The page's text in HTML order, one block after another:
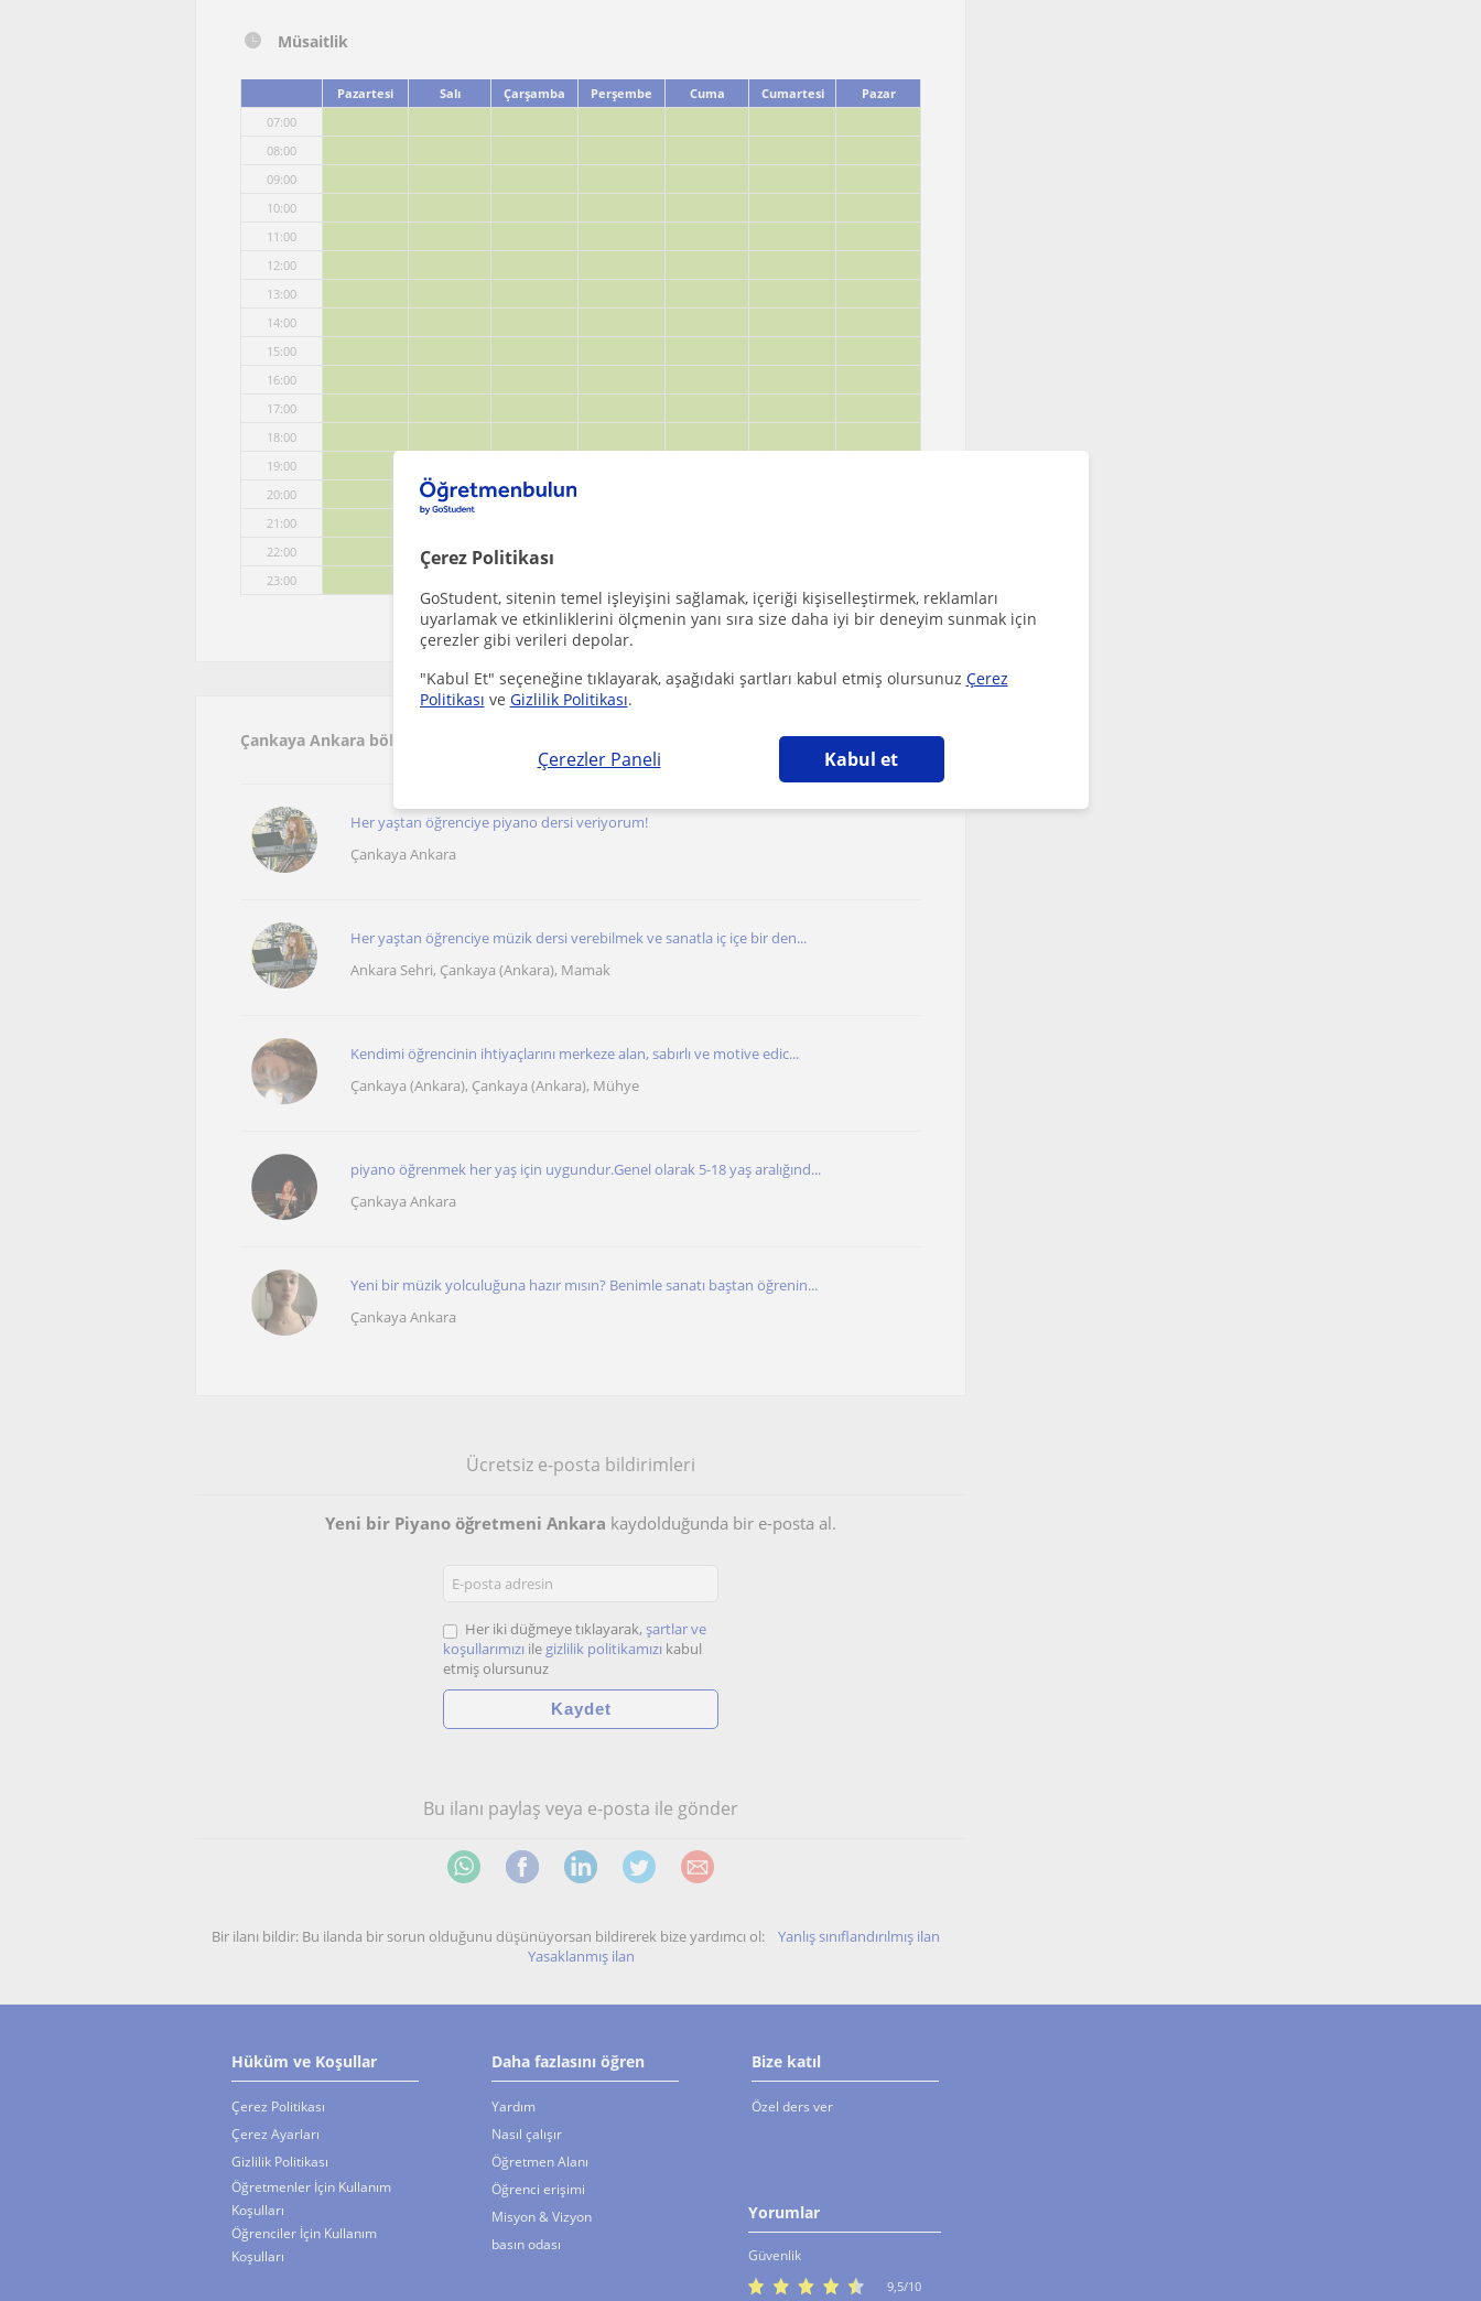
Çerez Politikası
GoStudent, sitenin temel işleyişini sağlamak, içeriği kişiselleştirmek, reklamları
uyarlamak ve etkinliklerini ölçmenin yanı sıra size daha iyi bir deneyim sunmak için
çerezler gibi verileri depolar.
"Kabul Et" seçeneğine tıklayarak, aşağıdaki şartları kabul etmiş olursunuz Çerez
Politikası ve Gizlilik Politikası.
Çerezler Paneli Kabul et
Müsaitlik
Pazartesi Salı Çarşamba Perşembe Cuma Cumartesi
Pazar
07:00
08:00
09:00
10:00
11:00
12:00
13:00
14:00
15:00
16:00
17:00
18:00
19:00
20:00
21:00
22:00
23:00
Çankaya Ankara bölgesinde ilginizi çekebilecek diğer Piyano öğretmenleri
Her yaştan öğrenciye piyano dersi veriyorum!
Çankaya Ankara
Her yaştan öğrenciye müzik dersi verebilmek ve sanatla iç içe bir den...
Ankara Sehri, Çankaya (Ankara), Mamak
Kendimi öğrencinin ihtiyaçlarını merkeze alan, sabırlı ve motive edic...
Çankaya (Ankara), Çankaya (Ankara), Mühye
piyano öğrenmek her yaş için uygundur.Genel olarak 5-18 yaş aralığınd...
Çankaya Ankara
Yeni bir müzik yolculuğuna hazır mısın? Benimle sanatı baştan öğrenin...
Çankaya Ankara
Ücretsiz e-posta bildirimleri
Yeni bir Piyano öğretmeni Ankara kaydolduğunda bir e-posta al.
Her iki düğmeye tıklayarak, şartlar ve
koşullarımızı ile gizlilik politikamızı kabul
etmiş olursunuz
Bu ilanı paylaş veya e-posta ile gönder
Bir ilanı bildir: Bu ilanda bir sorun olduğunu düşünüyorsan bildirerek bize yardımcı ol: Yanlış sınıflandırılmış ilan
Yasaklanmış ilan
Hüküm ve Koşullar
Çerez Politikası
Çerez Ayarları
Gizlilik Politikası
Öğretmenler İçin Kullanım
Koşulları
Öğrenciler İçin Kullanım
Koşulları
Daha fazlasını öğren
Yardım
Nasıl çalışır
Öğretmen Alanı
Öğrenci erişimi
Misyon & Vizyon
basın odası
Bize katıl
Özel ders ver
Yorumlar
Güvenlik
9,5/10